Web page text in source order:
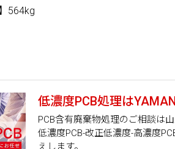
564kg
低濃度PCB処理は
PCB含有廃棄物処理のご相談は
低濃度PCB-改正低濃度-高濃度
えします。